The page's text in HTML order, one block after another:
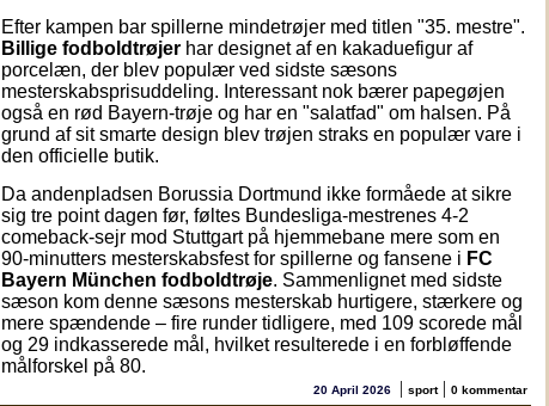
Efter kampen bar spillerne mindetrøjer med titlen "35. mestre".
Billige fodboldtrøjer har designet af en kakaduefigur af
porcelæn, der blev populær ved sidste sæsons
mesterskabsprisuddeling. Interessant nok bærer papegøjen
også en rød Bayern-trøje og har en "salatfad" om halsen. På
grund af sit smarte design blev trøjen straks en populær vare i
den officielle butik.
Da andenpladsen Borussia Dortmund ikke formåede at sikre
sig tre point dagen før, føltes Bundesliga-mestrenes 4-2
comeback-sejr mod Stuttgart på hjemmebane mere som en
90-minutters mesterskabsfest for spillerne og fansene i FC
Bayern München fodboldtrøje. Sammenlignet med sidste
sæson kom denne sæsons mesterskab hurtigere, stærkere og
mere spændende – fire runder tidligere, med 109 scorede mål
og 29 indkasserede mål, hvilket resulterede i en forbløffende
målforskel på 80.
20 April 2026 | sport| 0 kommentar